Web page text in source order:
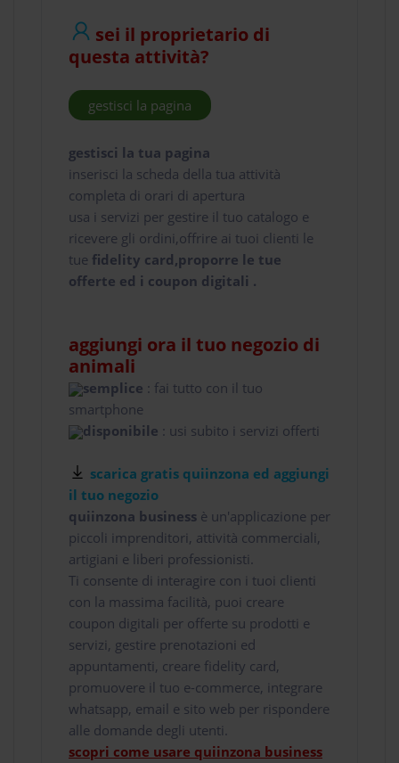
sei il proprietario di
questa attività?
gestisci la pagina
gestisci la tua pagina
inserisci la scheda della tua attività
completa di orari di apertura
usa i servizi per gestire il tuo catalogo e
ricevere gli ordini,offrire ai tuoi clienti le
tue fidelity card,proporre le tue
offerte ed i coupon digitali .
aggiungi ora il tuo negozio di
animali
semplice : fai tutto con il tuo
smartphone
disponibile : usi subito i servizi offerti
scarica gratis quiinzona ed aggiungi
il tuo negozio
quiinzona business è un'applicazione per
piccoli imprenditori, attività commerciali,
artigiani e liberi professionisti.
Ti consente di interagire con i tuoi clienti
con la massima facilità, puoi creare
coupon digitali per offerte su prodotti e
servizi, gestire prenotazioni ed
appuntamenti, creare fidelity card,
promuovere il tuo e-commerce, integrare
whatsapp, email e sito web per rispondere
alle domande degli utenti.
scopri come usare quiinzona business